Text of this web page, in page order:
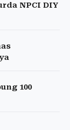
NPCI DIY
100